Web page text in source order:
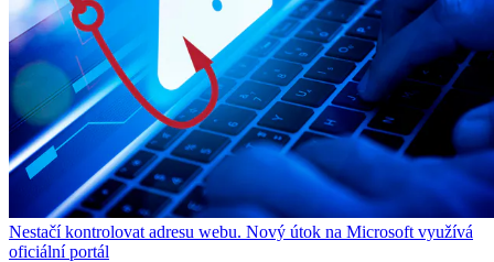
Nestačí kontrolovat adresu webu. Nový útok na Microsoft využívá
oficiální portál